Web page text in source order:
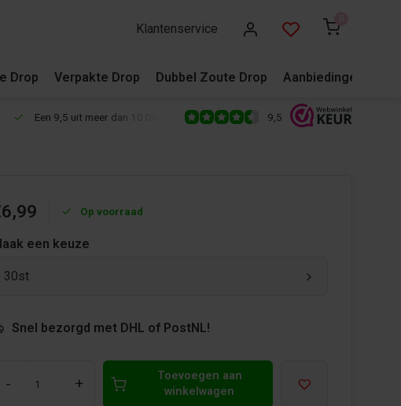
Klantenservice
Drop Verpakte Drop Dubbel Zoute Drop Aanbiedingen
Een 9,5 uit meer dan 10.000+ reviews! 500+ snoepsoorten van de
9,5
Op voorraad
een keuze
30st
Snel bezorgd met DHL of PostNL!
- +
Toevoegen aan
winkelwagen